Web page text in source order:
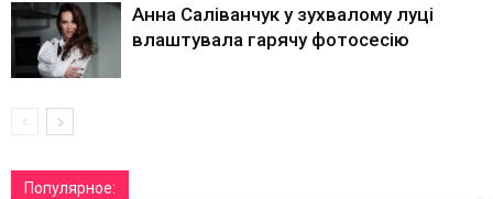
Анна Саліванчук у зухвалому луці
влаштувала гарячу фотосесію
Популярное: